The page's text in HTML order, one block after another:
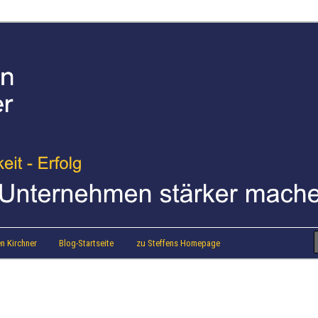
Kirchner Blog-Startseite zu Steffens Homepage